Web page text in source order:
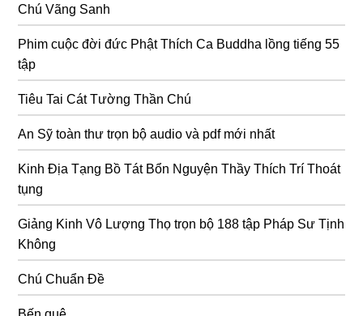
Chú Vãng Sanh
Phim cuộc đời đức Phật Thích Ca Buddha lồng tiếng 55
tập
Tiêu Tai Cát Tường Thần Chú
An Sỹ toàn thư trọn bộ audio và pdf mới nhất
Kinh Địa Tạng Bồ Tát Bổn Nguyện Thầy Thích Trí Thoát
tụng
Giảng Kinh Vô Lượng Thọ trọn bộ 188 tập Pháp Sư Tịnh
Không
Chú Chuẩn Đề